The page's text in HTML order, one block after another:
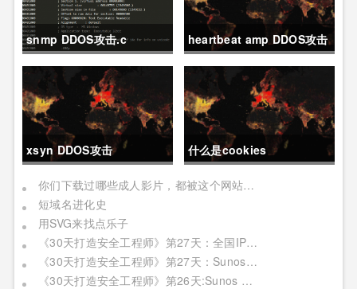
snmp DDOS攻击.c
heartbeat amp DDOS攻击
资源扫描
xsyn DDOS攻击 什么是cookies
你们下载过哪些成人影片，都被这个网站记下了
短域名进化史
用SVG来找点乐子
《30天打造安全工程师》第27天：全国IP模糊分析
《30天打造安全工程师》第27天：Sunos（二）
《30天打造安全工程师》第26天:Sunos （一）